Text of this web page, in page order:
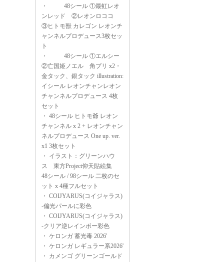
・
48シール ①最虹レオ
ンレッド ②レオンロココ
③ヒトモ獣 カレゴン レオンチ
ャンネルプロデュース3枚セッ
ト
・
48シール ①エルシー
②亡国姫ノエル 角プリ x2・
金タック、銀タック illustration:
イシール レオンチャンレオン
チャンネルプロデュース 4枚
セット
・ 48シール ヒトモ爺 レオン
チャンネル x 2 + レオンチャン
ネルプロデュース One up. ver.
x1 3枚セット
・ イラスト：グリーンハウ
ス 東方Project仰天貼絵集
48シール / 98シール 二枚のセ
ット x 4種フルセット
・ COIJYARUS(コイジャラス)
-偏光パールに彩色
・ COIJYARUS(コイジャラス)
-クリア逆レインボー彩色
・ ケロンガ 蓄光毒 2026'
・ ケロンガ レギュラー系2026'
・ カメンゴ グリーンゴールド